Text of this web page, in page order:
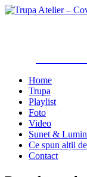
Home
Trupa
Playlist
Foto
Video
Sunet &
Ce spun alții
Contact